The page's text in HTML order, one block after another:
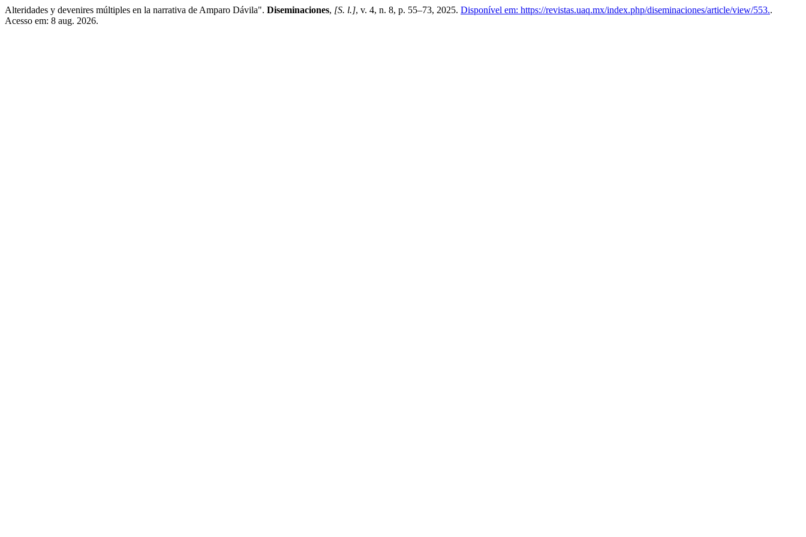
Alteridades y devenires múltiples en la narrativa de Amparo Dávila". Diseminaciones, [S. l.], v. 4, n. 8, p. 55–73, 2025. Disponível em: https://revistas.uaq.mx/index.php/diseminaciones/article/view/553..
Acesso em: 8 aug. 2026.